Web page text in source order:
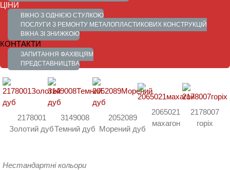
ЦІНИ
ВІКНО З ОДНІЄЮ СТУЛКОЮ
ПОСЛУГИ З РЕМОНТУ МЕТАЛОПЛАСТИКОВИХ КОНСТРУКЦІЙ
ВІКНА ЗІ ЗНИЖКОЮ
КОНТАКТИ
ЗАПИТАННЯ ФАХІВЦЯМ
ПРЕДСТАВНИЦТВА
Кольорова гамма плівок досить різноманітна:
Теплі відтінки коричневого додадуть нотку затишку та
комфорту вашому дому.
Стандартні кольори
2178001
Золотий дуб
3149008
Темний дуб
2052089
Морений дуб
2065021
махагон
2178007
горіх
Нестандартні кольори